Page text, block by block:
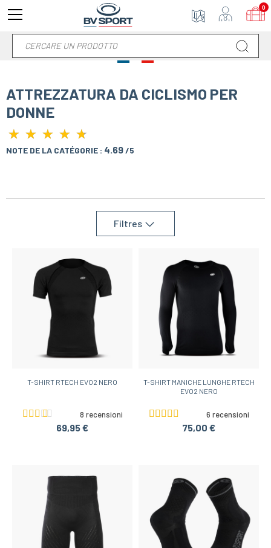
ATTREZZATURA DA CICLISMO PER
DONNE
★ ★ ★ ★ ★
★ ★ ★ ★ ★
NOTE DE LA CATÉGORIE : 4.69/5
Filtres
T-SHIRT RTECH EVO2 NERO
8 recensioni
69,95 €
T-SHIRT MANICHE LUNGHE RTECH
EVO2 NERO
6 recensioni
75,00 €
0